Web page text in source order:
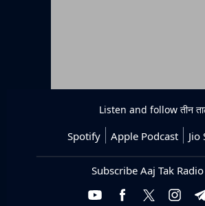
Listen and follow तीन
Spotify Apple Podcast Jio
Subscribe Aaj Tak Radio